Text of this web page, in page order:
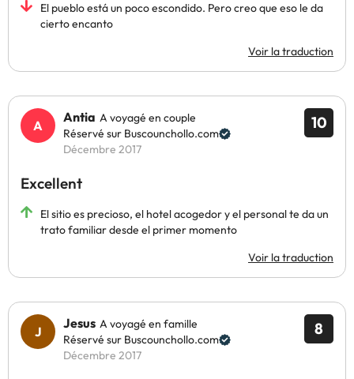
El pueblo está un poco escondido. Pero creo que eso le da
cierto encanto
Voir la traduction
10
Antia A voyagé en couple
Réservé sur Buscounchollo.com
Décembre 2017
Excellent
El sitio es precioso, el hotel acogedor y el personal te da un
trato familiar desde el primer momento
Voir la traduction
8
Jesus A voyagé en famille
Réservé sur Buscounchollo.com
Décembre 2017